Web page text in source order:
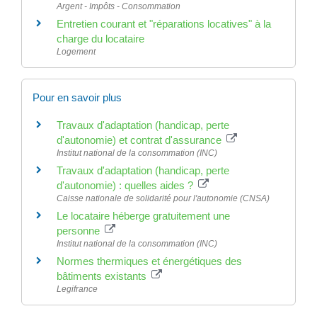
Argent - Impôts - Consommation
Entretien courant et "réparations locatives" à la
charge du locataire
Logement
Pour en savoir plus
Travaux d'adaptation (handicap, perte
d'autonomie) et contrat d'assurance
Institut national de la consommation (INC)
Travaux d'adaptation (handicap, perte
d'autonomie) : quelles aides ?
Caisse nationale de solidarité pour l'autonomie (CNSA)
Le locataire héberge gratuitement une
personne
Institut national de la consommation (INC)
Normes thermiques et énergétiques des
bâtiments existants
Legifrance